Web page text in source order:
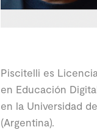
Piscitelli es
en Educación
en la Universidad
(Argentina).